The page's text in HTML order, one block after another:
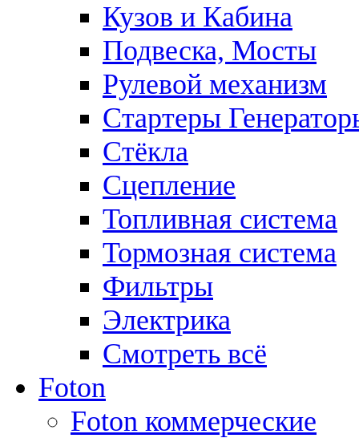
Кузов и Кабина
Подвеска, Мосты
Рулевой механизм
Стартеры
Стёкла
Сцепление
Топливная система
Тормозная система
Фильтры
Электрика
Смотреть всё
Foton
Foton коммерческие